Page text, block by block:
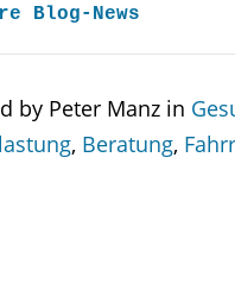
Blog-News
by Peter Manz in
, Beratung,